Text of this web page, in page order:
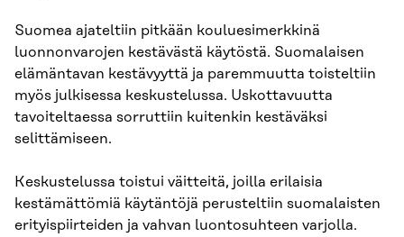
Suomea ajateltiin pitkään kouluesimerkkinä
luonnonvarojen kestävästä käytöstä. Suomalaisen
elämäntavan kestävyyttä ja paremmuutta toisteltiin
myös julkisessa keskustelussa. Uskottavuutta
tavoiteltaessa sorruttiin kuitenkin kestäväksi
selittämiseen.
Keskustelussa toistui väitteitä, joilla erilaisia
kestämättömiä käytäntöjä perusteltiin suomalaisten
erityispiirteiden ja vahvan luontosuhteen varjolla.